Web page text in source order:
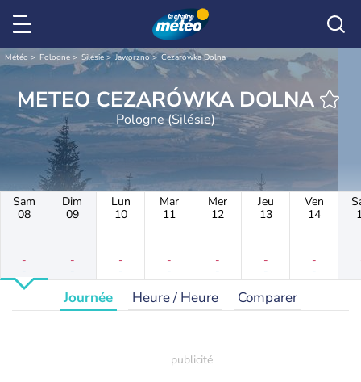
Météo Pologne Silésie Jaworzno Cezarówka Dolna
METEO CEZARÓWKA DOLNA
Pologne (Silésie)
Sam
08
-
-
Dim
09
-
-
Lun
10
-
-
Mar
11
-
-
Mer
12
-
-
Jeu
13
-
-
Ven
14
-
-
Journée Heure / Heure Comparer